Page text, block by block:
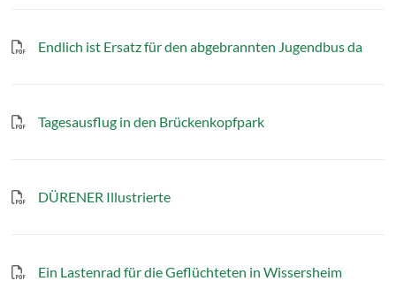
Endlich ist Ersatz für den abgebrannten Jugendbus da
Tagesausflug in den Brückenkopfpark
DÜRENER Illustrierte
Ein Lastenrad für die Geflüchteten in Wissersheim